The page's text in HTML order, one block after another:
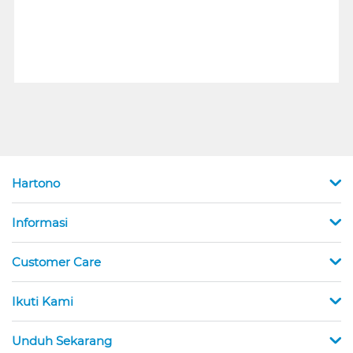
Hartono
Informasi
Customer Care
Ikuti Kami
Unduh Sekarang